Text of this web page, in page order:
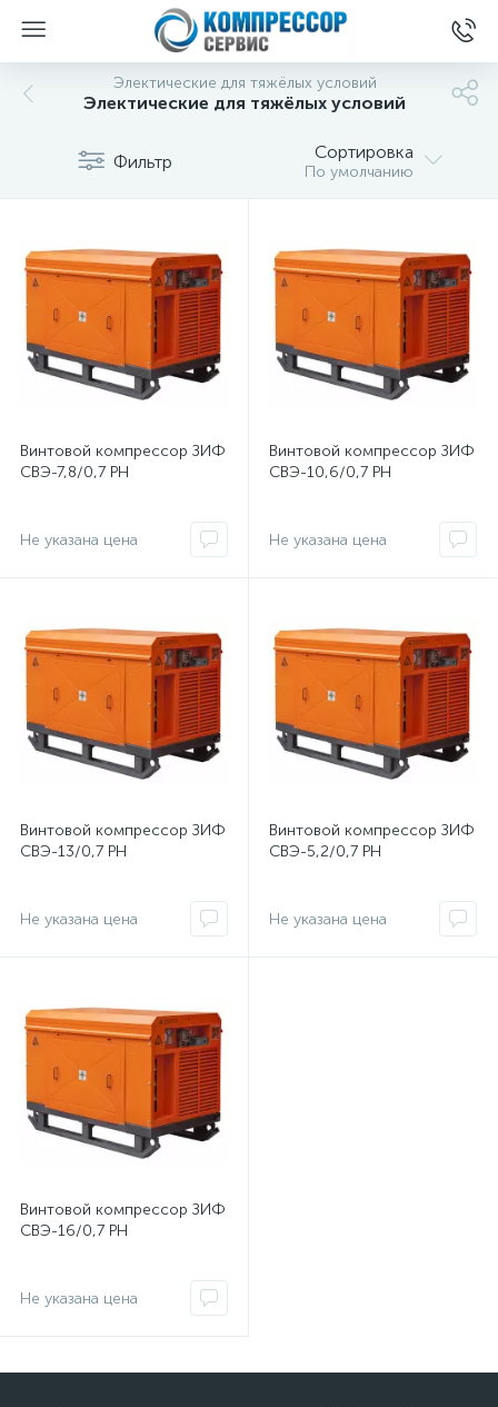
Электические для тяжёлых условий
Электические для тяжёлых условий
Фильтр Сортировка
По умолчанию
Винтовой компрессор ЗИФ
СВЭ-7,8/0,7 РН
Не указана цена
Винтовой компрессор ЗИФ
СВЭ-10,6/0,7 РН
Не указана цена
Винтовой компрессор ЗИФ
СВЭ-13/0,7 РН
Не указана цена
Винтовой компрессор ЗИФ
СВЭ-5,2/0,7 РН
Не указана цена
Винтовой компрессор ЗИФ
СВЭ-16/0,7 РН
Не указана цена